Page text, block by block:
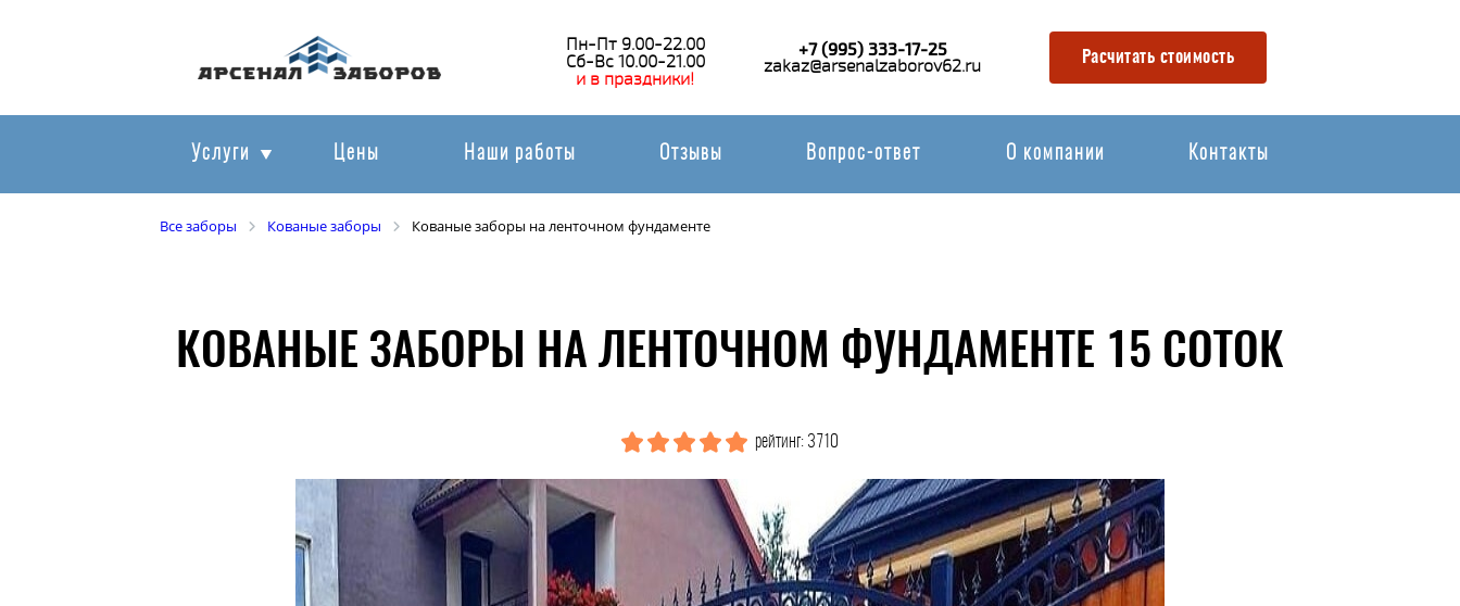
Пн-Пт 9.00-22.00
Сб-Вс 10.00-21.00
и в праздники!
+7 (995) 333-17-25
zakaz@arsenalzaborov62.ru Расчитать стоимость
Услуги Цены Наши работы Отзывы Вопрос-ответ О компании Контакты
Все заборы Кованые заборы Кованые заборы на ленточном фундаменте
КОВАНЫЕ ЗАБОРЫ НА ЛЕНТОЧНОМ ФУНДАМЕНТЕ 15 СОТОК
рейтинг: 3710